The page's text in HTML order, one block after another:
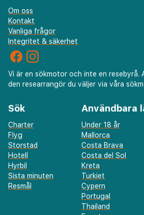
Om oss
Kontakt
Vanliga frågor
Integritet & säkerhet
Vi är en sökmotor och inte en resebyrå.
den researrangör du väljer via våra
Sök
Charter
Flyg
Storstad
Hotell
Hyrbil
Sista minuten
Resmål
Användbara
Under 18 år
Mallorca
Costa Brava
Costa del Sol
Kreta
Turkiet
Cypern
Portugal
Thailand